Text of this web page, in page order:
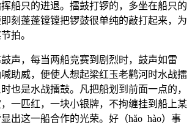
船只的进退。擂鼓打锣的，多坐在船只的
刻蓬蓬镗镗把锣鼓很单纯的敲打起来，为
拍。
声，每当两船竞赛到剧烈时，鼓声如雷
助威，便使人想起梁红玉老鹳河时水战擂
也是水战擂鼓。凡把船划到前面一点的，
一匹红，一块小银牌，不拘缠挂到船上某
出这一船合作的光荣。好（hǎo hào）事